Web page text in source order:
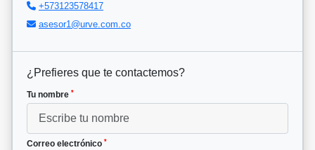
+573123578417
asesor1@urve.com.co
¿Prefieres que te contactemos?
Tu nombre *
Correo electrónico *